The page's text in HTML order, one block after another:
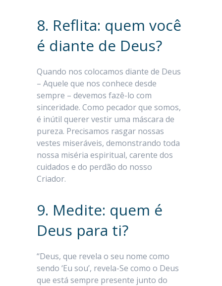
8. Reflita: quem você
é diante de Deus?
Quando nos colocamos diante de Deus
– Aquele que nos conhece desde
sempre – devemos fazê-lo com
sinceridade. Como pecador que somos,
é inútil querer vestir uma máscara de
pureza. Precisamos rasgar nossas
vestes miseráveis, demonstrando toda
nossa miséria espiritual, carente dos
cuidados e do perdão do nosso
Criador.
9. Medite: quem é
Deus para ti?
“Deus, que revela o seu nome como
sendo ‘Eu sou’, revela-Se como o Deus
que está sempre presente junto do